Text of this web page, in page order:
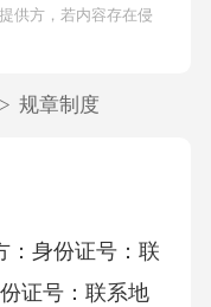
供方，若内容存在侵
> 规章制度
：身份证号：联
证号：联系地